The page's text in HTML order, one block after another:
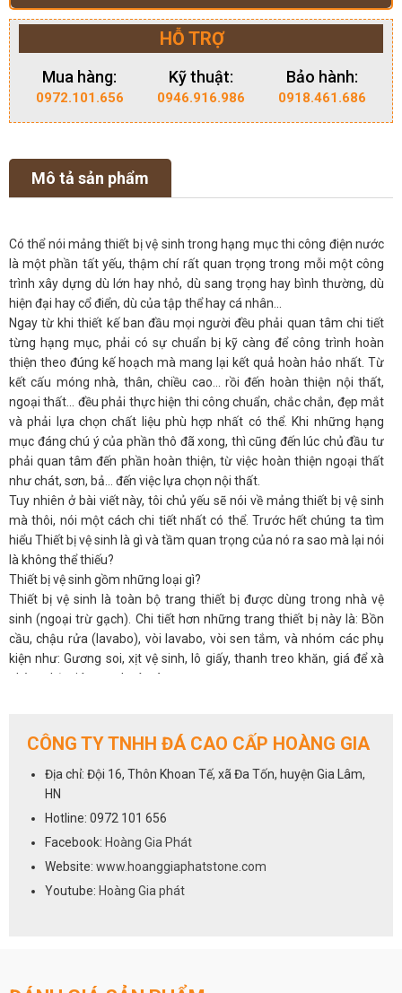
HỖ TRỢ
Mua hàng:
0972.101.656
Kỹ thuật:
0946.916.986
Bảo hành:
0918.461.686
Mô tả sản phẩm
Có thể nói mảng thiết bị vệ sinh trong hạng mục thi công điện nước
là một phần tất yếu, thậm chí rất quan trọng trong mỗi một công
trình xây dựng dù lớn hay nhỏ, dù sang trọng hay bình thường, dù
hiện đại hay cổ điển, dù của tập thể hay cá nhân...
Ngay từ khi thiết kế ban đầu mọi người đều phải quan tâm chi tiết
từng hạng mục, phải có sự chuẩn bị kỹ càng để công trình hoàn
thiện theo đúng kế hoạch mà mang lại kết quả hoàn hảo nhất. Từ
kết cấu móng nhà, thân, chiều cao... rồi đến hoàn thiện nội thất,
ngoại thất... đều phải thực hiện thi công chuẩn, chắc chắn, đẹp mắt
và phải lựa chọn chất liệu phù hợp nhất có thể. Khi những hạng
mục đáng chú ý của phần thô đã xong, thì cũng đến lúc chủ đầu tư
phải quan tâm đến phần hoàn thiện, từ việc hoàn thiện ngoại thất
như chát, sơn, bả… đến việc lựa chọn nội thất.
Tuy nhiên ở bài viết này, tôi chủ yếu sẽ nói về mảng thiết bị vệ sinh
mà thôi, nói một cách chi tiết nhất có thể. Trước hết chúng ta tìm
hiểu Thiết bị vệ sinh là gì và tầm quan trọng của nó ra sao mà lại nói
là không thể thiếu?
Thiết bị vệ sinh gồm những loại gì?
Thiết bị vệ sinh là toàn bộ trang thiết bị được dùng trong nhà vệ
sinh (ngoại trừ gạch). Chi tiết hơn những trang thiết bị này là: Bồn
cầu, chậu rửa (lavabo), vòi lavabo, vòi sen tắm, và nhóm các phụ
kiện như: Gương soi, xịt vệ sinh, lô giấy, thanh treo khăn, giá để xà
phòng, kệ, giá treo, thoát sàn…
tài chính... thì quý vị có thể lựa chọn thêm bộ tủ lavabo, thêm bồn
đẹp sang trọng, đẳng cấp của mình.
Chất liệu của thiết bị vệ sinh.
Mỗi một sản phẩm đều có chất liệu riêng, nhưng chung quy lại sẽ
sử dụng những nguyên liệu phổ biến có chất lượng, độ bền cao,
vào tài chính.
Bồn tắm:
CÔNG TY TNHH ĐÁ CAO CẤP HOÀNG GIA
Địa chỉ: Đội 16, Thôn Khoan Tế, xã Đa Tốn, huyện Gia Lâm,
HN
Hotline: 0972 101 656
Facebook: Hoàng Gia Phát
Website: www.hoanggiaphatstone.com
Youtube: Hoàng Gia phát